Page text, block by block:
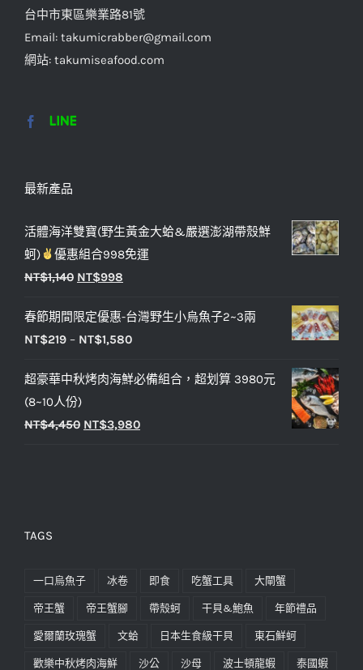
台中市東區樂業路81號
Email: takumicrabber@gmail.com
網站: takumiseafood.com
最新產品
活體海洋雙寶(野生黃金大蛤&嚴選澎湖帶殼鮮
蚵)
優惠組合998免運
NT$1,140 NT$998
春節期間限定優惠-台灣野生小烏魚子2~3兩
NT$219 – NT$1,580
超豪華中秋烤肉海鮮必備組合，超划算 3980元
(8~10人份)
NT$4,450 NT$3,980
TAGS
一口烏魚子 冰卷 即食 吃蟹工具 大閘蟹
帝王蟹 帝王蟹腳 帶殼蚵 干貝&鮑魚 年節禮品
愛爾蘭玫瑰蟹 文蛤 日本生食級干貝 東石鮮蚵
歡樂中秋烤肉海鮮 沙公 沙母 波士頓龍蝦 泰國蝦